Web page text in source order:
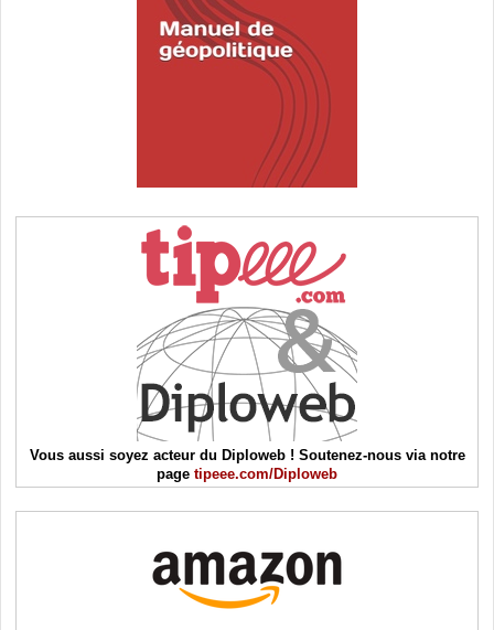
Vous aussi soyez acteur du Diploweb ! Soutenez-nous via notre
page tipeee.com/Diploweb